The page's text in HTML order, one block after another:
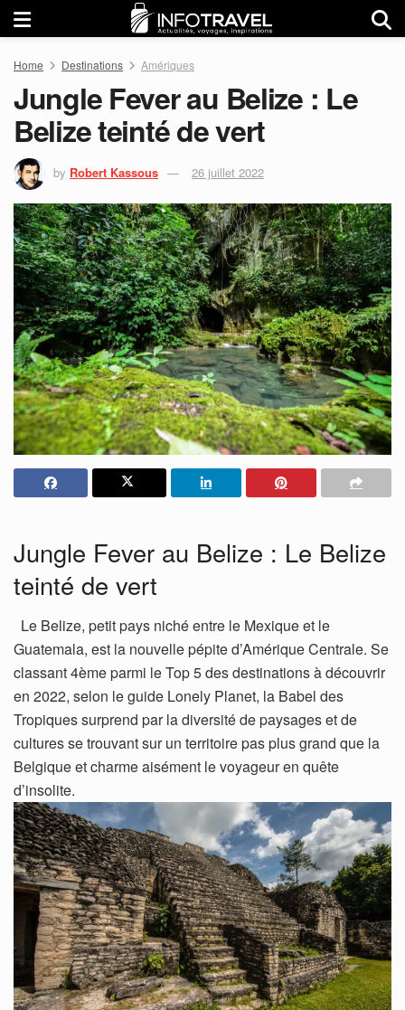
Home Destinations Amériques
Jungle Fever au Belize : Le
Belize teinté de vert
by Robert Kassous 26 juillet 2022
Jungle Fever au Belize : Le Belize
teinté de vert
Le Belize, petit pays niché entre le Mexique et le
Guatemala, est la nouvelle pépite d’Amérique Centrale. Se
classant 4ème parmi le Top 5 des destinations à découvrir
en 2022, selon le guide Lonely Planet, la Babel des
Tropiques surprend par la diversité de paysages et de
cultures se trouvant sur un territoire pas plus grand que la
Belgique et charme aisément le voyageur en quête
d’insolite.